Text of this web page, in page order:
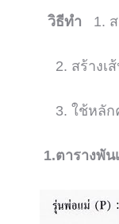
วิธีทำ 1. ส
2. สร้างเส้
3. ใช้หลัก
1.ตารางพัน